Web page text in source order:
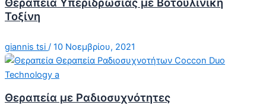
Τοξίνη
giannis tsi / 10 Νοεμβρίου, 2021
Θεραπεία με Ραδιοσυχνότητες